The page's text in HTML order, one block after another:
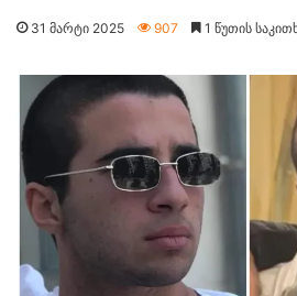
31 მარტი 2025 907 1 წუთის